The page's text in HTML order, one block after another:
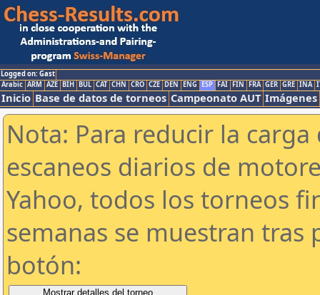
Logged on: Gast
Arabic ARM AZE BIH BUL CAT CHN CRO CZE DEN ENG ESP FAI FIN FRA GER GRE INA
Inicio Base de datos de torneos Campeonato AUT Imágenes
Nota: Para reducir la
escaneos diarios de
Yahoo, todos los torneos
semanas se muestran tras
botón: